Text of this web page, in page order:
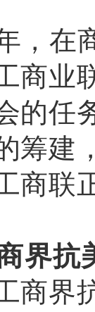
在商
商业
的任
筹建
商联
界抗
商界